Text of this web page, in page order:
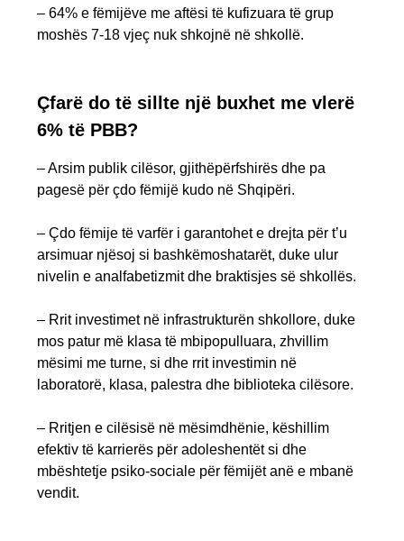
– 64% e fëmijëve me aftësi të kufizuara të grup
moshës 7-18 vjeç nuk shkojnë në shkollë.
Çfarë do të sillte një buxhet me vlerë
6% të PBB?
– Arsim publik cilësor, gjithëpërfshirës dhe pa
pagesë për çdo fëmijë kudo në Shqipëri.
– Çdo fëmije të varfër i garantohet e drejta për t’u
arsimuar njësoj si bashkëmoshatarët, duke ulur
nivelin e analfabetizmit dhe braktisjes së shkollës.
– Rrit investimet në infrastrukturën shkollore, duke
mos patur më klasa të mbipopulluara, zhvillim
mësimi me turne, si dhe rrit investimin në
laboratorë, klasa, palestra dhe biblioteka cilësore.
– Rritjen e cilësisë në mësimdhënie, këshillim
efektiv të karrierës për adoleshentët si dhe
mbështetje psiko-sociale për fëmijët anë e mbanë
vendit.